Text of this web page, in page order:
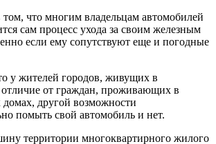
что многим владельцам автомобилей
сам процесс ухода за своим железным
если ему сопутствуют еще и погодные
у жителей городов, живущих в
отличие от граждан, проживающих в
домах, другой возможности
помыть свой автомобиль и нет.
территории многоквартирного жилого